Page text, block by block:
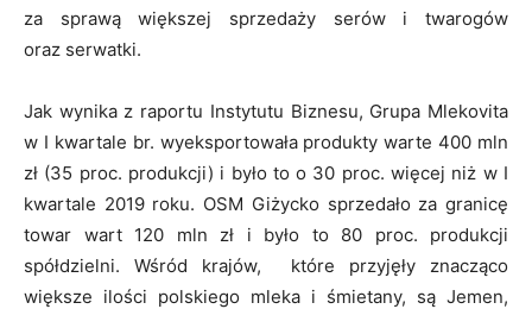
za sprawą większej sprzedaży serów i twarogów
oraz serwatki.
Jak wynika z raportu Instytutu Biznesu, Grupa Mlekovita
w I kwartale br. wyeksportowała produkty warte 400 mln
zł (35 proc. produkcji) i było to o 30 proc. więcej niż w I
kwartale 2019 roku. OSM Giżycko sprzedało za granicę
towar wart 120 mln zł i było to 80 proc. produkcji
spółdzielni. Wśród krajów, które przyjęły znacząco
większe ilości polskiego mleka i śmietany, są Jemen,